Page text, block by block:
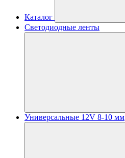
Каталог
Светодиодные ленты
Универсальные 12V 8-10 мм